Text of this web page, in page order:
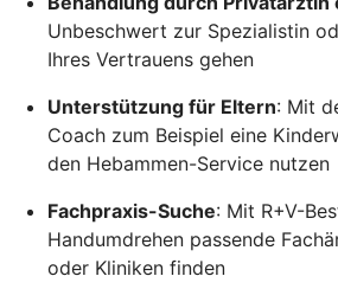
Unbeschwert zur Spezialistin
Ihres Vertrauens gehen
Unterstützung für Eltern: Mit
Coach zum Beispiel eine
den Hebammen-Service nutzen
Fachpraxis-Suche: Mit R+V-
Handumdrehen passende
oder Kliniken finden